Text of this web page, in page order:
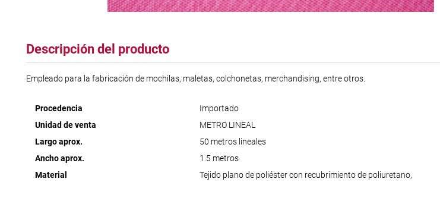
Descripción del producto
Empleado para la fabricación de mochilas, maletas, colchonetas, merchandising, entre otros.
Procedencia
Importado
Unidad de venta
METRO LINEAL
Largo aprox.
50 metros lineales
Ancho aprox.
1.5 metros
Material
Tejido plano de poliéster con recubrimiento de poliuretano,